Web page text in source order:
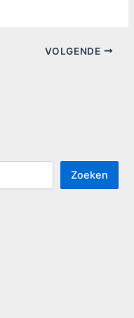
VOLGENDE
Zoeken